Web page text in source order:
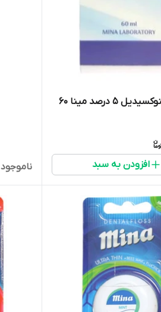
اسپری ماینوکسیدیل 5 درصد مینا 60
افزودن به سبد ناموجود